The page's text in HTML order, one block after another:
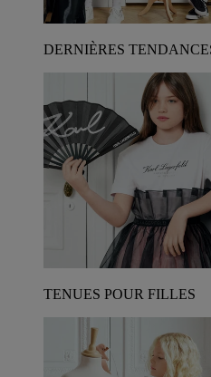
DERNIÈRES
TENUES POUR FILLES